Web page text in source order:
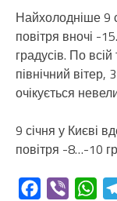
Найхолодніше 9
повітря вночі -
градусів. По
північний
очікується
9 січня у Києві
повітря -8…-10
Facebook
Viber